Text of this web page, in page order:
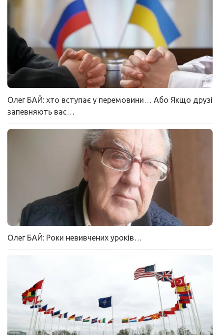
Олег БАЙ: хто вступає у перемовини… Або Якщо друзі
запевняють вас…
Олег БАЙ: Роки невивчених уроків…